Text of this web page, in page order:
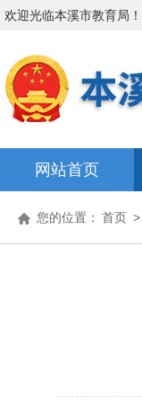
欢迎光临本溪市教育局 ！
网站首页
您的位置： 首页 >